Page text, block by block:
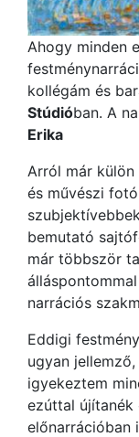
Ahogy minden
kollégám és
Stúdióban. A
Erika
Arról már
és művészi
bemutató
már többször
narrációs
Eddigi
ugyan
igyekeztem
ezúttal újítanék
előnarrációban